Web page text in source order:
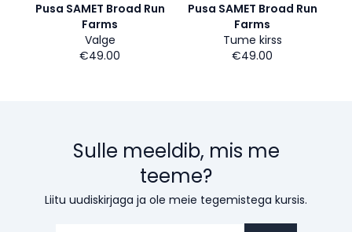
Pusa SAMET Broad Run
Farms
Valge
€49.00
Pusa SAMET Broad Run
Farms
Tume kirss
€49.00
Sulle meeldib, mis me
teeme?
Liitu uudiskirjaga ja ole meie tegemistega kursis.